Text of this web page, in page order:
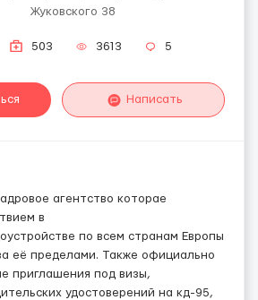
Жуковского 38
503 3613 5
Написать
агентство которае
в
по всем странам Европы
её пределами. Также официально
приглашения под визы,
удостоверений на кд-95,